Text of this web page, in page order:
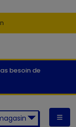
besoin de